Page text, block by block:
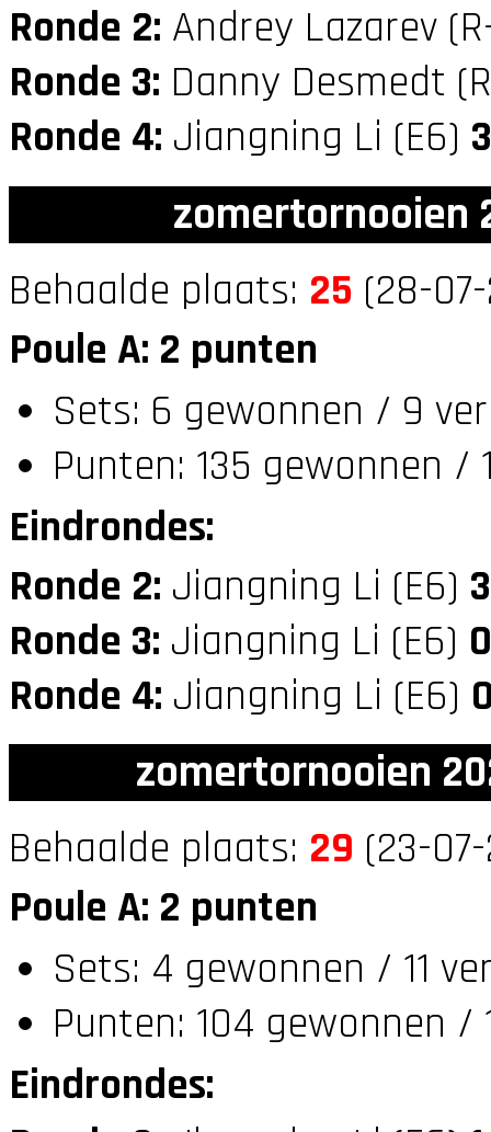
Ronde 2: Andrey Lazarev
Ronde 3: Danny Desmedt
Ronde 4: Jiangning Li (E6) 3
zomertornooien
Behaalde plaats: 25 (28-
Poule A: 2 punten
Sets: 6 gewonnen / 9
Punten: 135 gewonnen /
Eindrondes:
Ronde 2: Jiangning Li (E6) 3
Ronde 3: Jiangning Li (E6) 0
Ronde 4: Jiangning Li (E6)
zomertornooien
Behaalde plaats: 29 (23-
Poule A: 2 punten
Sets: 4 gewonnen / 11
Punten: 104 gewonnen /
Eindrondes: